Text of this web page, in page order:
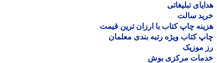
تبلیغاتی
سالت
چاپ کتاب با ارزان ترین قیمت
کتاب ویژه رتبه بندی معلمان
موزیک
مرکزی بوش